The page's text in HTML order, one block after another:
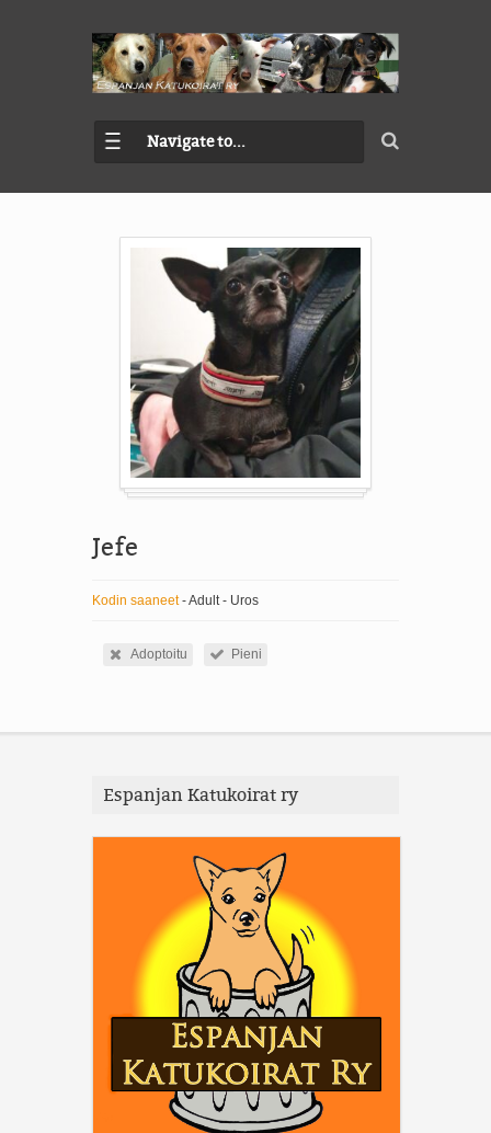
Navigate to...
Jefe
Kodin saaneet- Adult - Uros
Adoptoitu Pieni
Espanjan Katukoirat ry